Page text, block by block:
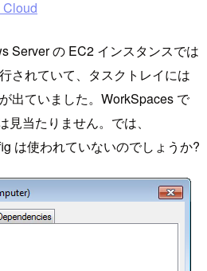
Server の EC2 インスタンスでは
されていて、タスクトレイには
出ていました。WorkSpaces で
当たりません。では、
は使われていないのでしょうか?